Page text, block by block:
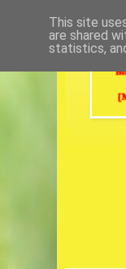
This site
are shared
statistics,